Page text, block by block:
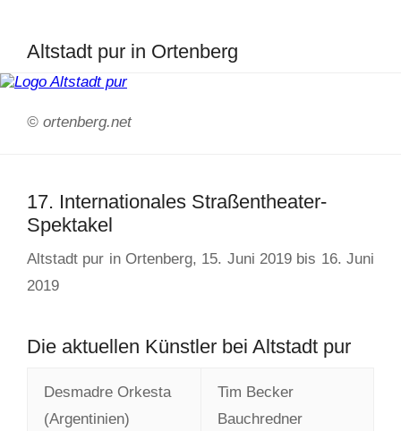
Altstadt pur in Ortenberg
© ortenberg.net
17. Internationales Straßentheater-
Spektakel
Altstadt pur in Ortenberg, 15. Juni 2019 bis 16. Juni
2019
Die aktuellen Künstler bei Altstadt pur
Desmadre Orkesta
(Argentinien)
Tim Becker
Bauchredner